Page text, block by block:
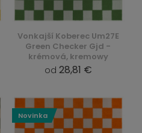
Vonkajší Koberec Um27E
Green Checker Gjd -
krémová, kremowy
od 28,81 €
Novinka